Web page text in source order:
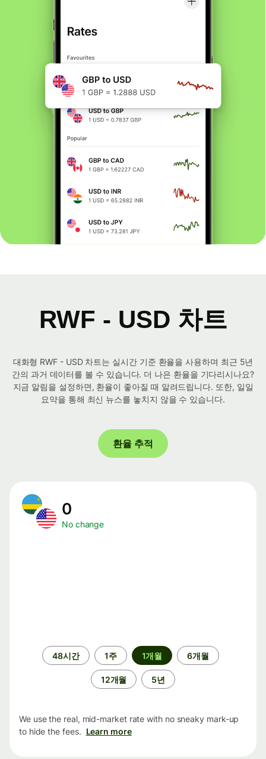
RWF - USD 차트
대화형 RWF - USD 차트는 실시간 기준 환율을 사용하며 최근 5년
간의 과거 데이터를 볼 수 있습니다. 더 나은 환율을 기다리시나요?
지금 알림을 설정하면, 환율이 좋아질 때 알려드립니다. 또한, 일일
요약을 통해 최신 뉴스를 놓치지 않을 수 있습니다.
환율 추적
0
No change
48시간 1주 1개월 6개월
12개월 5년
We use the real, mid-market rate with no sneaky mark-up
to hide the fees. Learn more